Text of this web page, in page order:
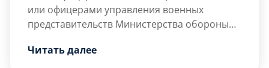
или офицерами управления военных
представительств Министерства обороны
все времена была и будет достойной и
Читать далее